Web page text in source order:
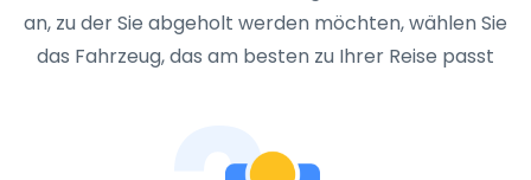
an, zu der Sie abgeholt werden möchten, wählen Sie
das Fahrzeug, das am besten zu Ihrer Reise passt